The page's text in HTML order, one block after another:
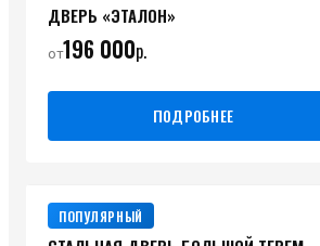
ДВЕРЬ «ЭТАЛОН»
от196 000р.
ПОДРОБНЕЕ
ПОПУЛЯРНЫЙ